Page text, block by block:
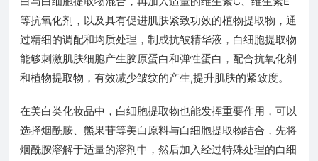
等抗氧化剂，以及具有促进肌肤紧致功效的植物提取物，通
过精细的调配和均质处理，制成抗皱精华液，白细胞提取物
能够刺激肌肤细胞产生胶原蛋白和弹性蛋白，配合抗氧化剂
和植物提取物，有效减少皱纹的产生,提升肌肤的紧致度。
在美白类化妆品中，白细胞提取物也能发挥重要作用，可以
选择烟酰胺、熊果苷等美白原料与白细胞提取物结合，先将
烟酰胺溶解于适量的溶剂中，然后加入经过特殊处理的白细